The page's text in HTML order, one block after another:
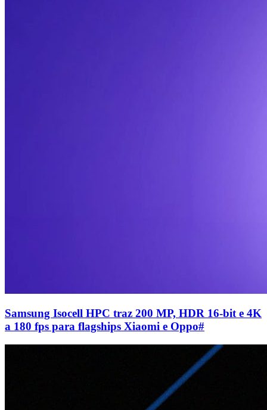
Samsung Isocell HPC traz 200 MP, HDR 16-bit e 4K
a 180 fps para flagships Xiaomi e Oppo#